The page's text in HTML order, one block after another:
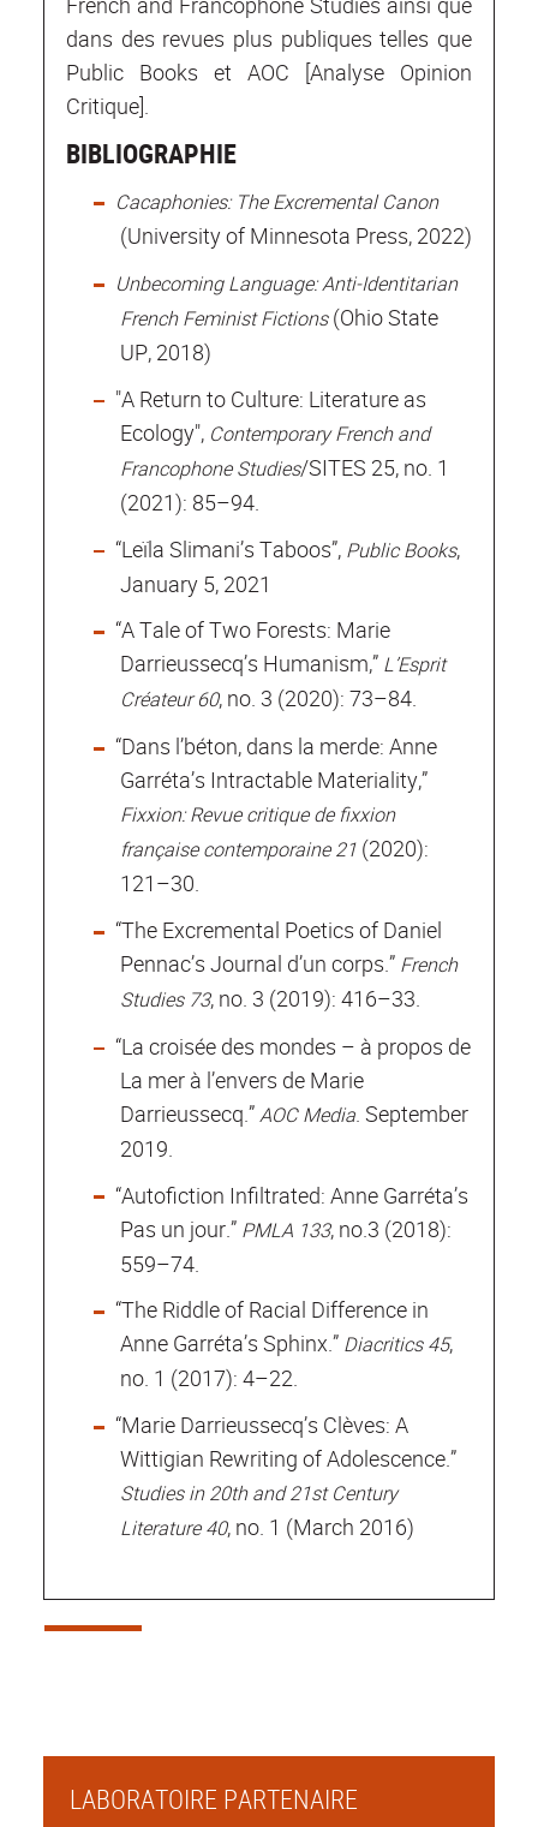
dans des revues plus publiques telles que
Public Books et AOC [Analyse Opinion
Critique].
BIBLIOGRAPHIE
Cacaphonies: The Excremental Canon
(University of Minnesota Press, 2022)
Unbecoming Language: Anti-Identitarian
French Feminist Fictions(Ohio State
UP, 2018)
"A Return to Culture: Literature as
Ecology", Contemporary French and
Francophone Studies/SITES 25, no. 1
(2021): 85–94.
“Leïla Slimani’s Taboos”, Public Books,
January 5, 2021
“A Tale of Two Forests: Marie
Darrieussecq’s Humanism,” L’Esprit
Créateur 60, no. 3 (2020): 73–84.
“Dans l’béton, dans la merde: Anne
Garréta’s Intractable Materiality,”
Fixxion: Revue critique de fixxion
française contemporaine 21 (2020):
121–30.
“The Excremental Poetics of Daniel
Pennac’s Journal d’un corps.” French
Studies 73, no. 3 (2019): 416–33.
“La croisée des mondes – à propos de
La mer à l’envers de Marie
Darrieussecq.”AOC Media . September
2019.
“Autofiction Infiltrated: Anne Garréta’s
Pas un jour.” PMLA 133, no.3 (2018):
559–74.
“The Riddle of Racial Difference in
Anne Garréta’s Sphinx.” Diacritics 45,
no. 1 (2017): 4–22.
“Marie Darrieussecq’s Clèves: A
Wittigian Rewriting of Adolescence.”
Studies in 20th and 21st Century
Literature 40, no. 1 (March 2016)
LABORATOIRE PARTENAIRE